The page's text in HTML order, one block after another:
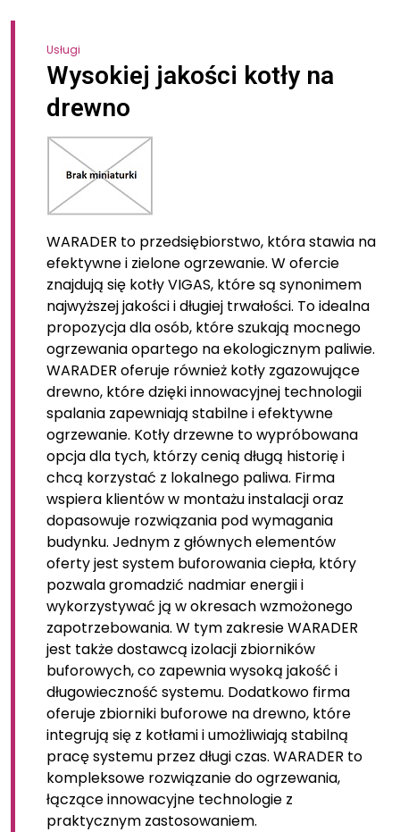
Usługi
Wysokiej jakości kotły na
drewno
WARADER to przedsiębiorstwo, która stawia na
efektywne i zielone ogrzewanie. W ofercie
znajdują się kotły VIGAS, które są synonimem
najwyższej jakości i długiej trwałości. To idealna
propozycja dla osób, które szukają mocnego
ogrzewania opartego na ekologicznym paliwie.
WARADER oferuje również kotły zgazowujące
drewno, które dzięki innowacyjnej technologii
spalania zapewniają stabilne i efektywne
ogrzewanie. Kotły drzewne to wypróbowana
opcja dla tych, którzy cenią długą historię i
chcą korzystać z lokalnego paliwa. Firma
wspiera klientów w montażu instalacji oraz
dopasowuje rozwiązania pod wymagania
budynku. Jednym z głównych elementów
oferty jest system buforowania ciepła, który
pozwala gromadzić nadmiar energii i
wykorzystywać ją w okresach wzmożonego
zapotrzebowania. W tym zakresie WARADER
jest także dostawcą izolacji zbiorników
buforowych, co zapewnia wysoką jakość i
długowieczność systemu. Dodatkowo firma
oferuje zbiorniki buforowe na drewno, które
integrują się z kotłami i umożliwiają stabilną
pracę systemu przez długi czas. WARADER to
kompleksowe rozwiązanie do ogrzewania,
łączące innowacyjne technologie z
praktycznym zastosowaniem.